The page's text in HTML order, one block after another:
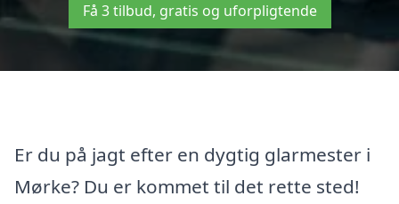
Få 3 tilbud, gratis og uforpligtende
Er du på jagt efter en dygtig glarmester i
Mørke? Du er kommet til det rette sted!